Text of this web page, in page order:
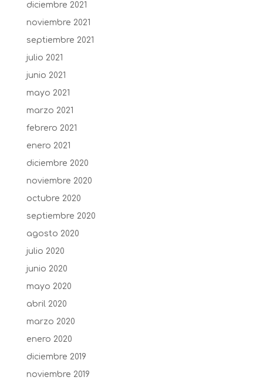
diciembre 2021
noviembre 2021
septiembre 2021
julio 2021
junio 2021
mayo 2021
marzo 2021
febrero 2021
enero 2021
diciembre 2020
noviembre 2020
octubre 2020
septiembre 2020
agosto 2020
julio 2020
junio 2020
mayo 2020
abril 2020
marzo 2020
enero 2020
diciembre 2019
noviembre 2019